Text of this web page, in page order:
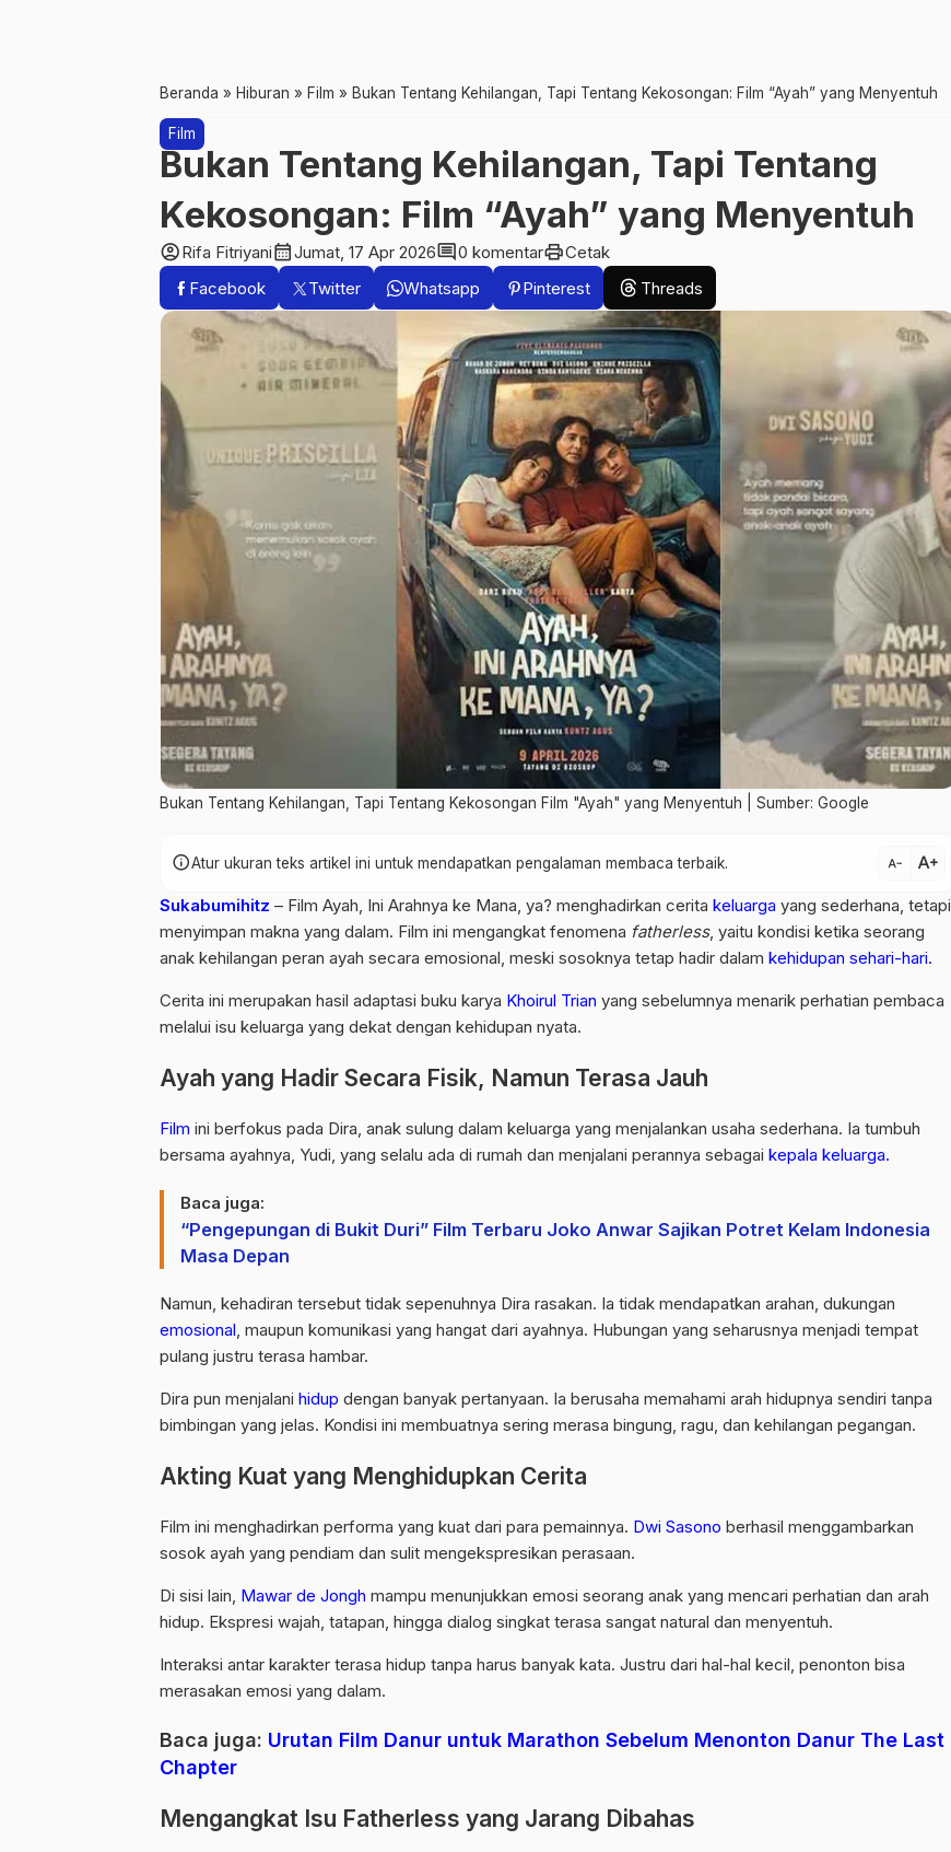
Beranda » Hiburan » Film » Bukan Tentang Kehilangan, Tapi Tentang Kekosongan: Film “Ayah” yang Menyentuh
Film
Bukan Tentang Kehilangan, Tapi Tentang
Kekosongan: Film “Ayah” yang Menyentuh
account_circleRifa Fitriyanicalendar_monthJumat, 17 Apr 2026comment0 komentarprintCetak
Facebook
Twitter Whatsapp Pinterest Threads
Bukan Tentang Kehilangan, Tapi Tentang Kekosongan Film "Ayah" yang Menyentuh | Sumber: Google
infoAtur ukuran teks artikel ini untuk mendapatkan pengalaman membaca terbaik. text_decrease text_increase
Sukabumihitz – Film Ayah, Ini Arahnya ke Mana, ya? menghadirkan cerita keluarga yang sederhana, tetapi
menyimpan makna yang dalam. Film ini mengangkat fenomena fatherless, yaitu kondisi ketika seorang
anak kehilangan peran ayah secara emosional, meski sosoknya tetap hadir dalam kehidupan sehari-hari.
Cerita ini merupakan hasil adaptasi buku karya Khoirul Trian yang sebelumnya menarik perhatian pembaca
melalui isu keluarga yang dekat dengan kehidupan nyata.
Ayah yang Hadir Secara Fisik, Namun Terasa Jauh
Film ini berfokus pada Dira, anak sulung dalam keluarga yang menjalankan usaha sederhana. Ia tumbuh
bersama ayahnya, Yudi, yang selalu ada di rumah dan menjalani perannya sebagai kepala keluarga.
Baca juga:
“Pengepungan di Bukit Duri” Film Terbaru Joko Anwar Sajikan Potret Kelam Indonesia
Masa Depan
Namun, kehadiran tersebut tidak sepenuhnya Dira rasakan. Ia tidak mendapatkan arahan, dukungan
emosional, maupun komunikasi yang hangat dari ayahnya. Hubungan yang seharusnya menjadi tempat
pulang justru terasa hambar.
Dira pun menjalani hidup dengan banyak pertanyaan. Ia berusaha memahami arah hidupnya sendiri tanpa
bimbingan yang jelas. Kondisi ini membuatnya sering merasa bingung, ragu, dan kehilangan pegangan.
Akting Kuat yang Menghidupkan Cerita
Film ini menghadirkan performa yang kuat dari para pemainnya. Dwi Sasono berhasil menggambarkan
sosok ayah yang pendiam dan sulit mengekspresikan perasaan.
Di sisi lain, Mawar de Jongh mampu menunjukkan emosi seorang anak yang mencari perhatian dan arah
hidup. Ekspresi wajah, tatapan, hingga dialog singkat terasa sangat natural dan menyentuh.
Interaksi antar karakter terasa hidup tanpa harus banyak kata. Justru dari hal-hal kecil, penonton bisa
merasakan emosi yang dalam.
Baca juga: Urutan Film Danur untuk Marathon Sebelum Menonton Danur The Last
Chapter
Mengangkat Isu Fatherless yang Jarang Dibahas